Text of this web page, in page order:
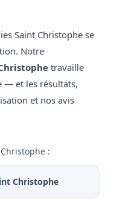
Saint Christophe se
Notre
travaille
— et les résultats,
et nos avis
:
Christophe